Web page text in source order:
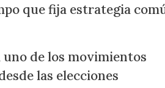
que fija estrategia
de los movimientos
las elecciones